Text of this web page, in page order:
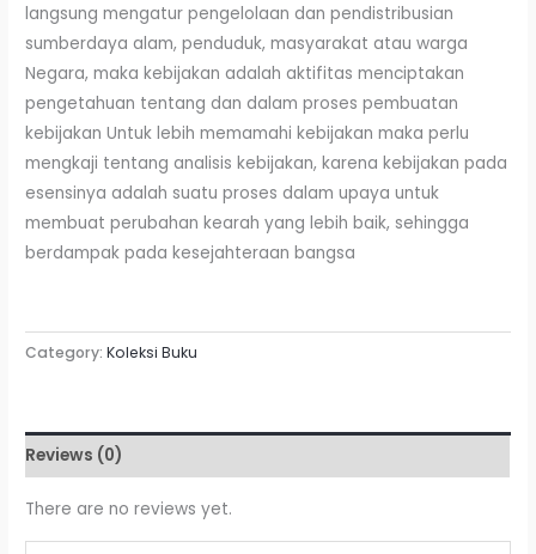
langsung mengatur pengelolaan dan pendistribusian
sumberdaya alam, penduduk, masyarakat atau warga
Negara, maka kebijakan adalah aktifitas menciptakan
pengetahuan tentang dan dalam proses pembuatan
kebijakan Untuk lebih memamahi kebijakan maka perlu
mengkaji tentang analisis kebijakan, karena kebijakan pada
esensinya adalah suatu proses dalam upaya untuk
membuat perubahan kearah yang lebih baik, sehingga
berdampak pada kesejahteraan bangsa
Category:Koleksi Buku
Reviews (0)
There are no reviews yet.